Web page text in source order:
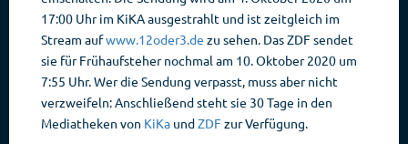
17:00 Uhr im KiKA ausgestrahlt und ist zeitgleich im
Stream aufwww.12oder3.de zu sehen. Das ZDF sendet
sie für Frühaufsteher nochmal am 10. Oktober 2020 um
7:55 Uhr. Wer die Sendung verpasst, muss aber nicht
verzweifeln: Anschließend steht sie 30 Tage in den
Mediatheken von KiKa undZDF zur Verfügung.